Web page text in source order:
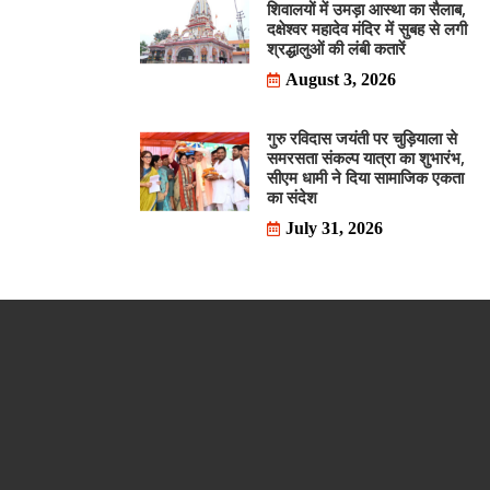
शिवालयों में उमड़ा आस्था का सैलाब,
दक्षेश्वर महादेव मंदिर में सुबह से लगी
श्रद्धालुओं की लंबी कतारें
August 3, 2026
गुरु रविदास जयंती पर चुड़ियाला से
समरसता संकल्प यात्रा का शुभारंभ,
सीएम धामी ने दिया सामाजिक एकता
का संदेश
July 31, 2026